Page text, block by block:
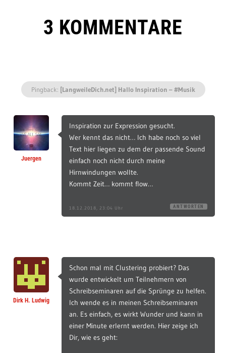
3 KOMMENTARE
Pingback: [LangweileDich.net] Hallo Inspiration – #Musik
Juergen
Inspiration zur Expression gesucht.
Wer kennt das nicht… Ich habe noch so viel
Text hier liegen zu dem der passende Sound
einfach noch nicht durch meine
Hirnwindungen wollte.
Kommt Zeit… kommt flow…
18.12.2018, 23:04 Uhr ANTWORTEN
Dirk H. Ludwig
Schon mal mit Clustering probiert? Das
wurde entwickelt um Teilnehmern von
Schreibseminaren auf die Sprünge zu helfen.
Ich wende es in meinen Schreibseminaren
an. Es einfach, es wirkt Wunder und kann in
einer Minute erlernt werden. Hier zeige ich
Dir, wie es geht: